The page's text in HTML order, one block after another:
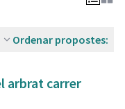
Ordenar propostes:
arbrat carrer